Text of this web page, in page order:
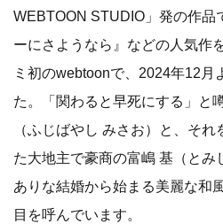
WEBTOON STUDIO」発の作品
ーにさようなら』などの人気作
ミ初のwebtoonで、2024年12月
た。「関わると早死にする」と
（ふじばやし みさお）と、そ
た大地主で豪商の富嶋 基（とみ
ありな結婚から始まる美麗な和
目を呼んでいます。